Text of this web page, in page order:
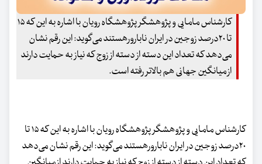
کارشناس مامایی و پژوهشگر پژوهشگاه رویان با اشاره به این که ۱۵
تا ۲۰درصد زوجین در ایران نابارورهستند می‌گوید: این رقم نشان
می‌دهد که تعداد این دسته از دسته از زوج که نیاز به حمایت دارند
از میانگین جهانی هم بالاتر رفته است.
کارشناس مامایی و پژوهشگر پژوهشگاه رویان با اشاره به این که ۱۵ تا
۲۰درصد زوجین در ایران نابارورهستند می‌گوید: این رقم نشان می‌دهد